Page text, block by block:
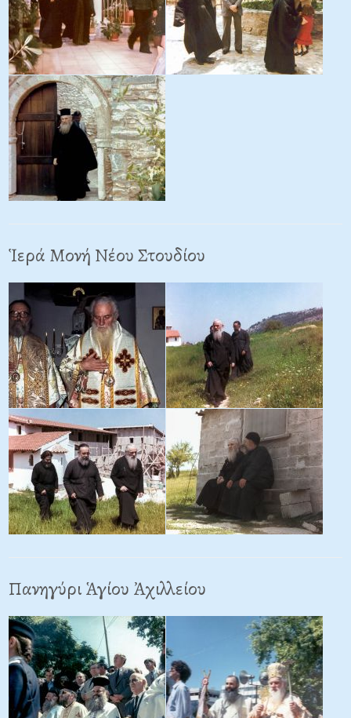
Ἱερά Μονή Νέου Στουδίου
Πανηγύρι Ἁγίου Ἀχιλλείου